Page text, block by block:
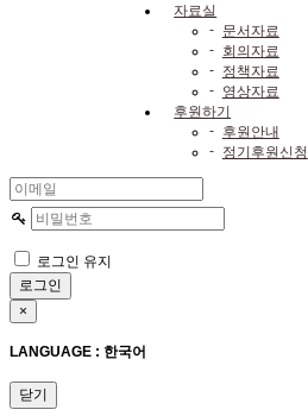
자료실
- 문서자료
- 회의자료
- 정책자료
- 영상자료
후원하기
- 후원안내
- 정기후원신청
로그인 유지
×
LANGUAGE : 한국어
닫기